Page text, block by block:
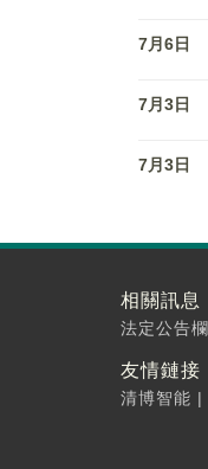
7月6日
7月3日
7月3日
相關訊息
法定公告欄
友情鏈接
清博智能 |